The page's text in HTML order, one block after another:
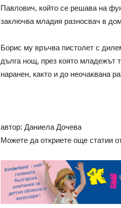
Павлович, който се решава на
заключва младия разносвач в
Борис му връчва пистолет с
дълга нощ, през която младежът
наранен, както и до неочаквана
автор: Даниела Дочева
Можете да откриете още статии